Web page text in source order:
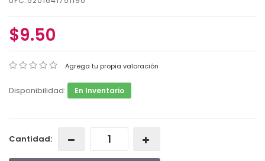
$9.50
Agrega tu propia valoración
Disponibilidad: En Inventario
Cantidad: